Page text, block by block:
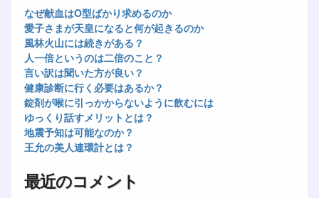
なぜ献血はO型ばかり求めるのか
愛子さまが天皇になると何が起きるのか
風林火山には続きがある？
人一倍というのは二倍のこと？
言い訳は聞いた方が良い？
健康診断に行く必要はあるか？
錠剤が喉に引っかからないように飲むには
ゆっくり話すメリットとは？
地震予知は可能なのか？
王允の美人連環計とは？
最近のコメント